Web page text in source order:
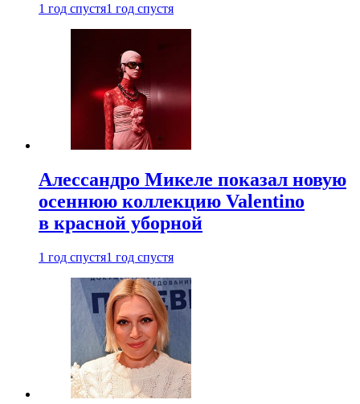
1 год спустя1 год спустя
Алессандро Микеле показал новую
осеннюю коллекцию Valentino
в красной уборной
1 год спустя1 год спустя